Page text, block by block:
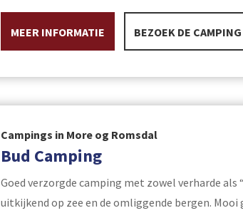
MEER INFORMATIE BEZOEK DE
Campings in More og Romsdal
Bud Camping
Goed verzorgde camping met zowel verharde als
uitkijkend op zee en de omliggende bergen. Mooi